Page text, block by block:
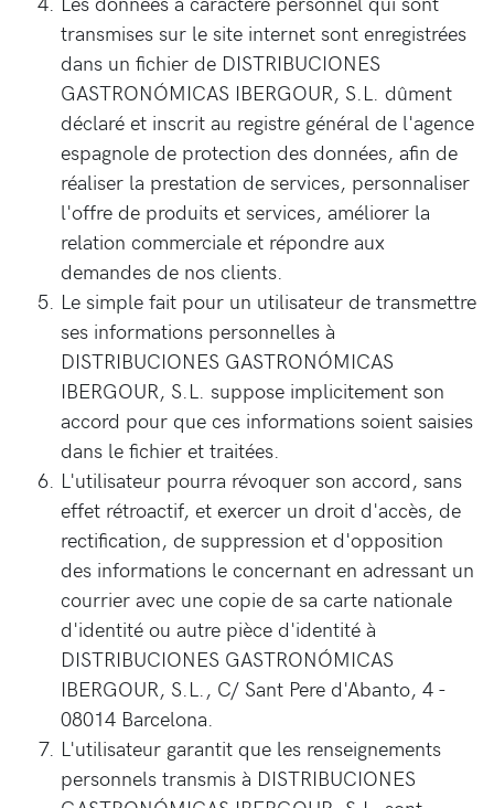
transmises sur le site internet sont enregistrées
dans un fichier de DISTRIBUCIONES
GASTRONÓMICAS IBERGOUR, S.L. dûment
déclaré et inscrit au registre général de l'agence
espagnole de protection des données, afin de
réaliser la prestation de services, personnaliser
l'offre de produits et services, améliorer la
relation commerciale et répondre aux
demandes de nos clients.
Le simple fait pour un utilisateur de transmettre
ses informations personnelles à
DISTRIBUCIONES GASTRONÓMICAS
IBERGOUR, S.L. suppose implicitement son
accord pour que ces informations soient saisies
dans le fichier et traitées.
L'utilisateur pourra révoquer son accord, sans
effet rétroactif, et exercer un droit d'accès, de
rectification, de suppression et d'opposition
des informations le concernant en adressant un
courrier avec une copie de sa carte nationale
d'identité ou autre pièce d'identité à
DISTRIBUCIONES GASTRONÓMICAS
IBERGOUR, S.L., C/ Sant Pere d'Abanto, 4 -
08014 Barcelona.
L'utilisateur garantit que les renseignements
personnels transmis à DISTRIBUCIONES